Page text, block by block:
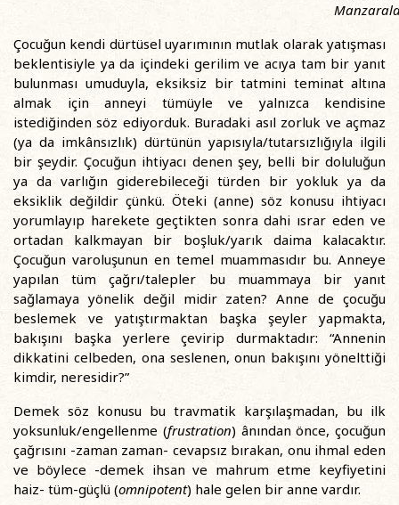
Çocuğun kendi dürtüsel uyarımının mutlak olarak yatışması
beklentisiyle ya da içindeki gerilim ve acıya tam bir yanıt
bulunması umuduyla, eksiksiz bir tatmini teminat altına
almak için anneyi tümüyle ve yalnızca kendisine
istediğinden söz ediyorduk. Buradaki asıl zorluk ve açmaz
(ya da imkânsızlık) dürtünün yapısıyla/tutarsızlığıyla ilgili
bir şeydir. Çocuğun ihtiyacı denen şey, belli bir doluluğun
ya da varlığın giderebileceği türden bir yokluk ya da
eksiklik değildir çünkü. Öteki (anne) söz konusu ihtiyacı
yorumlayıp harekete geçtikten sonra dahi ısrar eden ve
ortadan kalkmayan bir boşluk/yarık daima kalacaktır.
Çocuğun varoluşunun en temel muammasıdır bu. Anneye
yapılan tüm çağrı/talepler bu muammaya bir yanıt
sağlamaya yönelik değil midir zaten? Anne de çocuğu
beslemek ve yatıştırmaktan başka şeyler yapmakta,
bakışını başka yerlere çevirip durmaktadır: “Annenin
dikkatini celbeden, ona seslenen, onun bakışını yönelttiği
kimdir, neresidir?”
Demek söz konusu bu travmatik karşılaşmadan, bu ilk
yoksunluk/engellenme (frustration) ânından önce, çocuğun
çağrısını -zaman zaman- cevapsız bırakan, onu ihmal eden
ve böylece -demek ihsan ve mahrum etme keyfiyetini
haiz- tüm-güçlü (omnipotent) hale gelen bir anne vardır.